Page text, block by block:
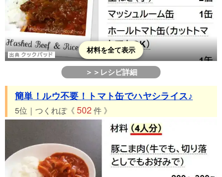
材料を全て表示
＞＞レシピ詳細
簡単！ルウ不要！トマト缶でハヤシライス♪
5位｜つくれぽ《 502 件 》